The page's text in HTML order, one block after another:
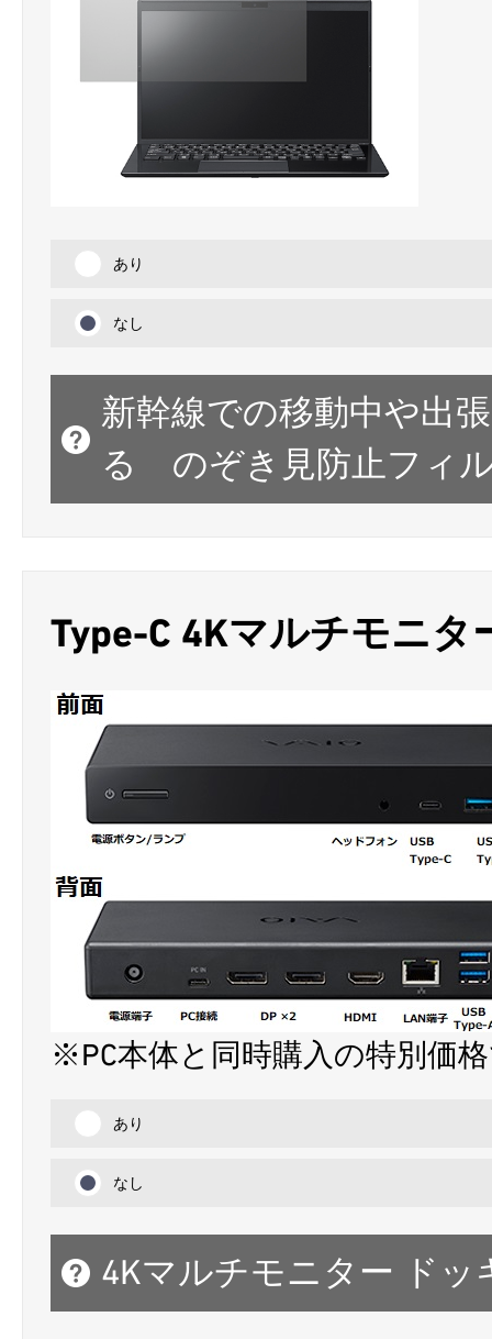
あり
なし
新幹線での移動中や出
る のぞき見防止フィ
Type-C 4Kマルチモニ
※PC本体と同時購入の特別価
あり
なし
4Kマルチモニター ド